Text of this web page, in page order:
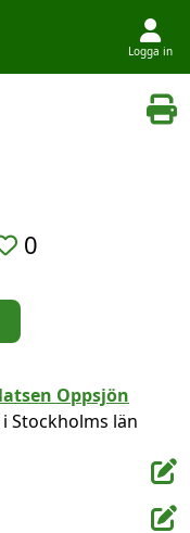
Logga in
0
i Stockholms län